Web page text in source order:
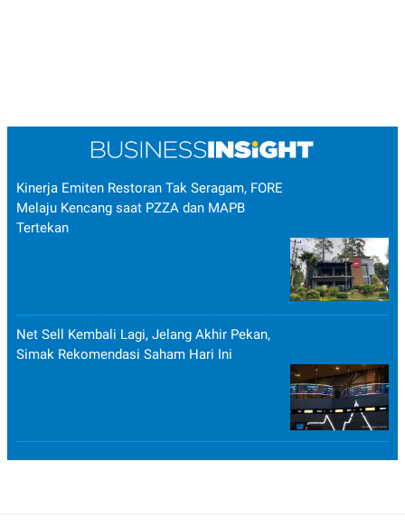
Kinerja Emiten Restoran Tak Seragam, FORE
Melaju Kencang saat PZZA dan MAPB
Tertekan
Net Sell Kembali Lagi, Jelang Akhir Pekan,
Simak Rekomendasi Saham Hari Ini